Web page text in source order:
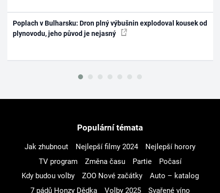
Poplach v Bulharsku: Dron plný výbušnin explodoval kousek od
plynovodu, jeho původ je nejasný
Populární témata
Jak zhubnout Nejlepší filmy 2024
Nejlepší horory
TV program
Změna času Partie
Počasí
Kdy budou volby
ZOO Nové začátky
Auto – katalog
7 pádů Honzy Dědka
Volby 2025
Svařené víno